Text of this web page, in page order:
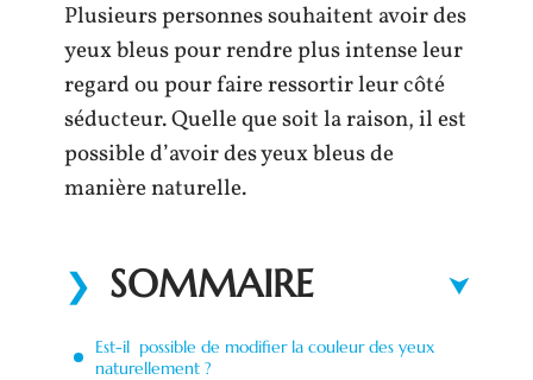
Plusieurs personnes souhaitent avoir des
yeux bleus pour rendre plus intense leur
regard ou pour faire ressortir leur côté
séducteur. Quelle que soit la raison, il est
possible d’avoir des yeux bleus de
manière naturelle.
SOMMAIRE
Est-il possible de modifier la couleur des yeux
naturellement ?